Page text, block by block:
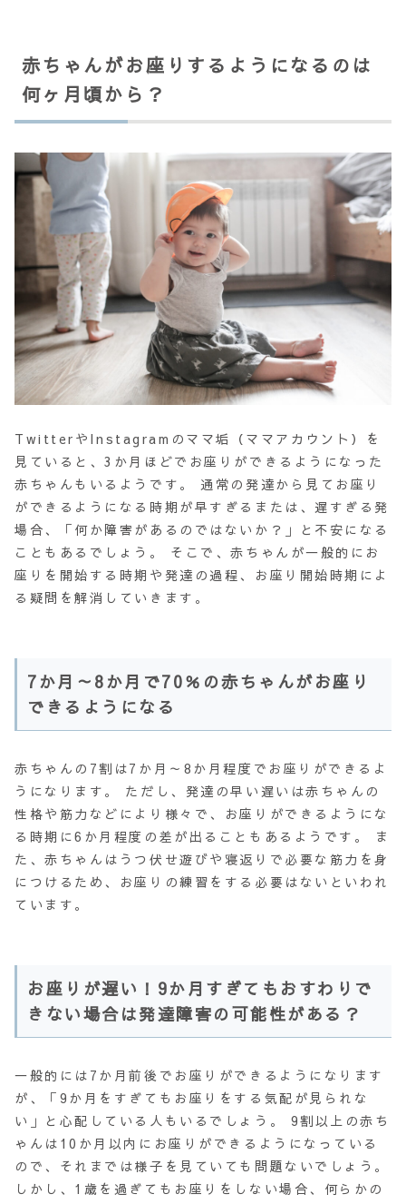
赤ちゃんがお座りするようになるのは
何ヶ月頃から？
TwitterやInstagramのママ垢（ママアカウント）を
見ていると、3か月ほどでお座りができるようになった
赤ちゃんもいるようです。 通常の発達から見てお座り
ができるようになる時期が早すぎるまたは、遅すぎる発
場合、
「何か障害があるのではないか？」
と不安になる
こともあるでしょう。 そこで、赤ちゃんが一般的にお
座りを開始する時期や発達の過程、お座り開始時期によ
る疑問を解消していきます。
7か月～8か月で70％の赤ちゃんがお座り
できるようになる
赤ちゃんの7割は7か月～8か月程度でお座りができるよ
うになります。 ただし、発達の早い遅いは赤ちゃんの
性格や筋力などにより様々で、お座りができるようにな
る時期に6か月程度の差が出ることもあるようです。 ま
た、赤ちゃんはうつ伏せ遊びや寝返りで必要な筋力を身
につけるため、お座りの練習をする必要はないといわれ
ています。
お座りが遅い！9か月すぎてもおすわりで
きない場合は発達障害の可能性がある？
一般的には7か月前後でお座りができるようになります
が、「9か月をすぎてもお座りをする気配が見られな
い」と心配している人もいるでしょう。 9割以上の赤ち
ゃんは10か月以内にお座りができるようになっている
ので、それまでは様子を見ていても問題ないでしょう。
しかし、1歳を過ぎてもお座りをしない場合、何らかの